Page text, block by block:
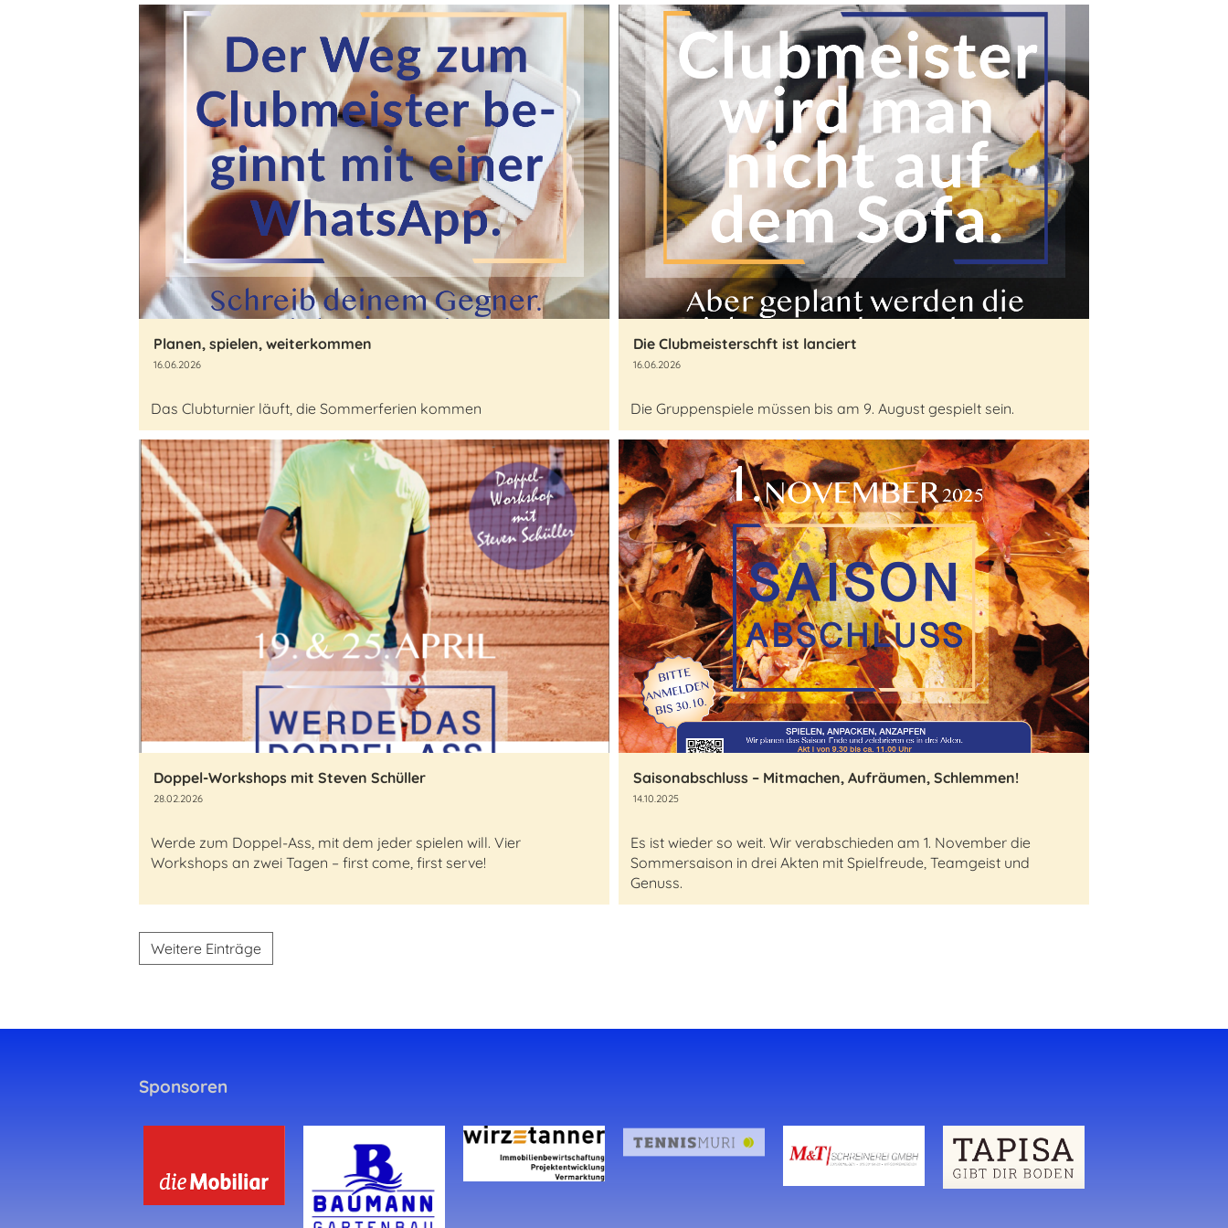
Planen, spielen, weiterkommen
16.06.2026
Das Clubturnier läuft, die Sommerferien kommen
Die Clubmeisterschft ist lanciert
16.06.2026
Die Gruppenspiele müssen bis am 9. August gespielt sein.
Doppel-Workshops mit Steven Schüller
28.02.2026
Werde zum Doppel-Ass, mit dem jeder spielen will. Vier
Workshops an zwei Tagen – first come, first serve!
Saisonabschluss – Mitmachen, Aufräumen, Schlemmen!
14.10.2025
Es ist wieder so weit. Wir verabschieden am 1. November die
Sommersaison in drei Akten mit Spielfreude, Teamgeist und
Genuss.
Weitere Einträge
Sponsoren